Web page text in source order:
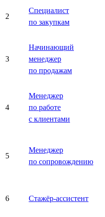
2
Специалист
по закупкам
3
Начинающий
менеджер
по продажам
4
Менеджер
по работе
с клиентами
5
Менеджер
по сопровождению
6 Стажёр-ассистент